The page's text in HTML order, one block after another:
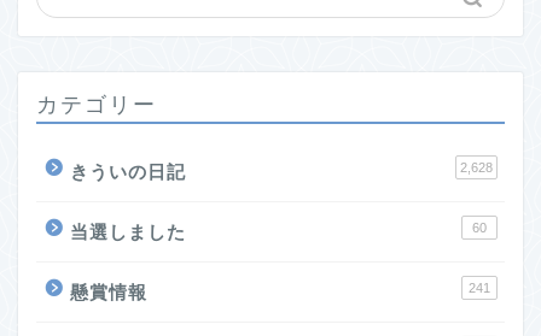
カテゴリー
きういの日記 2,628
当選しました 60
懸賞情報 241